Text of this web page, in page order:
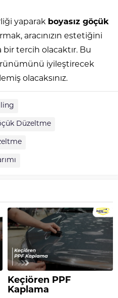
yaparak boyasız göçük
aracınızın estetiğini
bir tercih olacaktır. Bu
iyileştirecek
olacaksınız.
Düzeltme
Keçiören PPF
Kaplama